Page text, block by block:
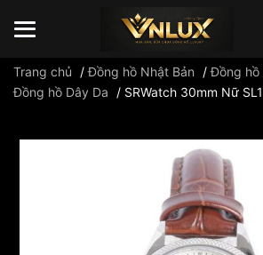
Trang chủ /Đồng hồ Nhật Bản /Đồng hồ
Đồng hồ Dây Da
/ SRWatch 30mm Nữ